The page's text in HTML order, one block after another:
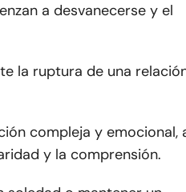
a desvanecerse y el
la ruptura de una
compleja y emocional,
y la comprensión.